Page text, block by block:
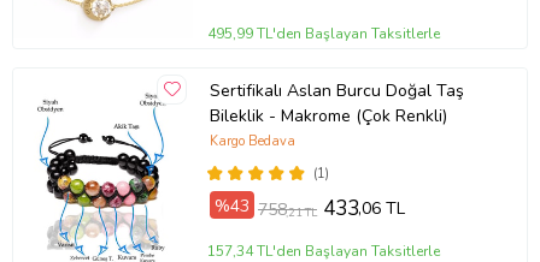
495,99 TL'den Başlayan Taksitlerle
Sertifikalı Aslan Burcu Doğal Taş
Bileklik - Makrome (Çok Renkli)
(1)
Kargo Bedava
%43 758,21 TL 433,06 TL
157,34 TL'den Başlayan Taksitlerle